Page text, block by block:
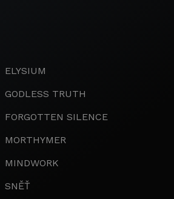
ELYSIUM
GODLESS TRUTH
FORGOTTEN SILENCE
MORTHYMER
MINDWORK
SNĚŤ